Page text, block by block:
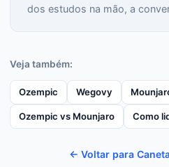
dos estudos na mão, a
Veja também:
Ozempic Wegovy
Ozempic vs Mounjaro Como
← Voltar para